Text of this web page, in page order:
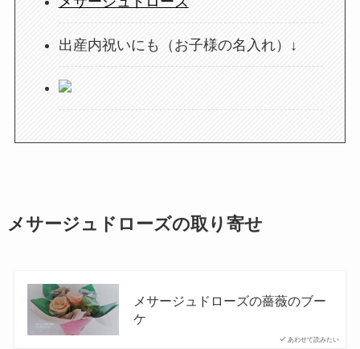
出産内祝いにも（お子様の名入れ）↓
メサージュドローズの取り寄せ
あわせて読みたい
メサージュドローズの薔薇のブー
ケ